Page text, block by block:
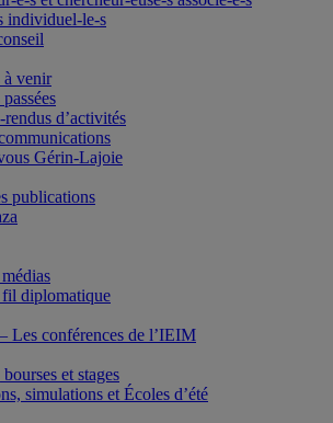
individuel-le-s
venir
d’activités
Gérin-Lajoie
publications
diplomatique
Les conférences de l’IEIM
et stages
simulations et Écoles d’été